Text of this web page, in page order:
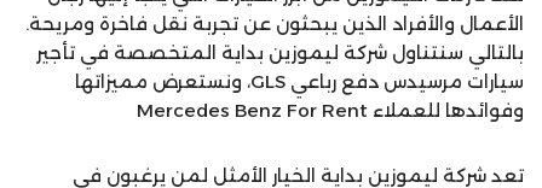
الأعمال والأفراد الذين يبحثون عن تجربة نقل فاخرة ومريحة.
بالتالي سنتناول شركة ليموزين بداية المتخصصة في تأجير
سيارات مرسيدس دفع رباعي GLS، ونستعرض مميزاتها
وفوائدها للعملاء Mercedes Benz For Rent
تعد شركة ليموزين بداية الخيار الأمثل لمن يرغبون في